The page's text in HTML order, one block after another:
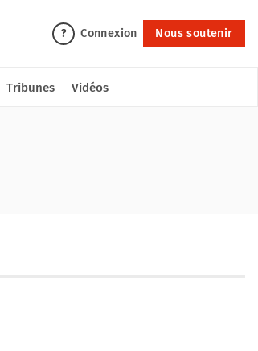
? Connexion Nous soutenir
Tribunes Vidéos